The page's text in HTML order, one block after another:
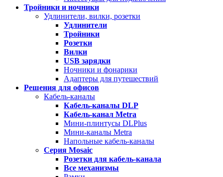
Тройники и ночники
Удлинители, вилки, розетки
Удлинители
Тройники
Розетки
Вилки
USB зарядки
Ночники и фонарики
Адаптеры для путешествий
Решения для офисов
Кабель-каналы
Кабель-каналы DLP
Кабель-канал Metra
Мини-плинтусы DLPlus
Мини-каналы Metra
Напольные кабель-каналы
Серия Mosaic
Розетки для кабель-канала
Все механизмы